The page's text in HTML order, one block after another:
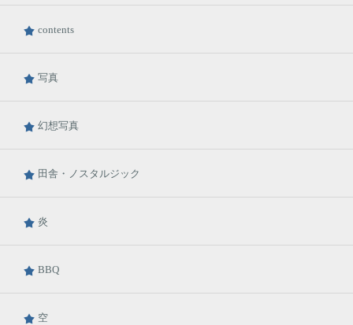
contents
写真
幻想写真
田舎・ノスタルジック
炎
BBQ
空